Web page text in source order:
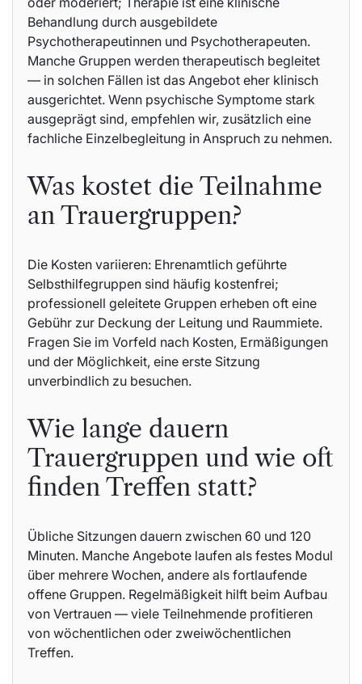
Behandlung durch ausgebildete
Psychotherapeutinnen und Psychotherapeuten.
Manche Gruppen werden therapeutisch begleitet
— in solchen Fällen ist das Angebot eher klinisch
ausgerichtet. Wenn psychische Symptome stark
ausgeprägt sind, empfehlen wir, zusätzlich eine
fachliche Einzelbegleitung in Anspruch zu nehmen.
Was kostet die Teilnahme
an Trauergruppen?
Die Kosten variieren: Ehrenamtlich geführte
Selbsthilfegruppen sind häufig kostenfrei;
professionell geleitete Gruppen erheben oft eine
Gebühr zur Deckung der Leitung und Raummiete.
Fragen Sie im Vorfeld nach Kosten, Ermäßigungen
und der Möglichkeit, eine erste Sitzung
unverbindlich zu besuchen.
Wie lange dauern
Trauergruppen und wie oft
finden Treffen statt?
Übliche Sitzungen dauern zwischen 60 und 120
Minuten. Manche Angebote laufen als festes Modul
über mehrere Wochen, andere als fortlaufende
offene Gruppen. Regelmäßigkeit hilft beim Aufbau
von Vertrauen — viele Teilnehmende profitieren
von wöchentlichen oder zweiwöchentlichen
Treffen.